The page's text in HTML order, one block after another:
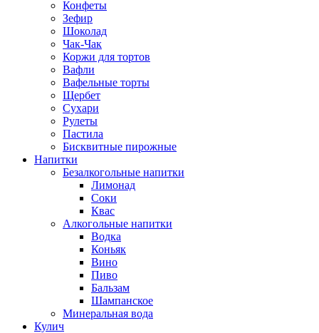
Конфеты
Зефир
Шоколад
Чак-Чак
Коржи для тортов
Вафли
Вафельные торты
Щербет
Сухари
Рулеты
Пастила
Бисквитные пирожные
Напитки
Безалкогольные напитки
Лимонад
Соки
Квас
Алкогольные напитки
Водка
Коньяк
Вино
Пиво
Бальзам
Шампанское
Минеральная вода
Кулич